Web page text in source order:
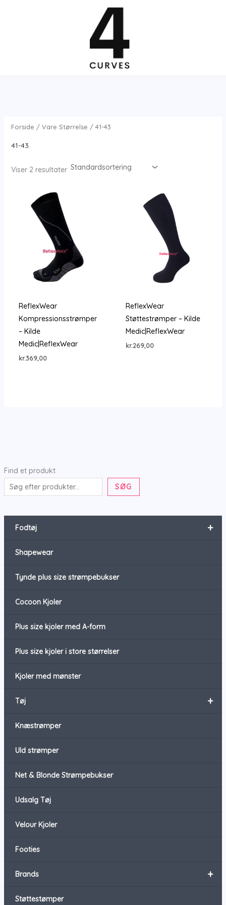
Find et produkt
SØG
+
Fodtøj
Shapewear
Tynde plus size strømpebukser
Cocoon Kjoler
Plus size kjoler med A-form
Plus size kjoler i store størrelser
Kjoler med mønster
+
Tøj
Knæstrømper
Uld strømper
Net & Blonde Strømpebukser
Udsalg Tøj
Velour Kjoler
Footies
+
Brands
Støttestømper
Forside / Vare Størrelse / 41-43
41-43
Viser 2 resultater
ReflexWear
Kompressionsstrømper
– Kilde
Medic|ReflexWear
kr.369,00
ReflexWear
Støttestrømper – Kilde
Medic|ReflexWear
kr.269,00